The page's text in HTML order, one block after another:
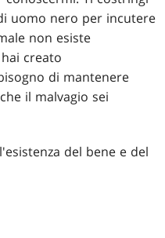
uomo nero per incutere
non esiste
creato
di mantenere
il malvagio sei
del bene e del